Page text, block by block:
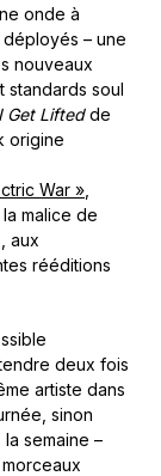
onde à
déployés – une
nouveaux
standards soul
I Get Liftedde
origine
War »
malice de
aux
rééditions
deux fois
artiste dans
sinon
la semaine –